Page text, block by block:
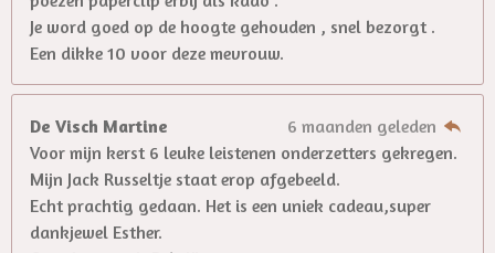
Je word goed op de hoogte gehouden , snel bezorgt .
Een dikke 10 voor deze mevrouw.
De Visch Martine
6 maanden geleden
Voor mijn kerst 6 leuke leistenen onderzetters gekregen.
Mijn Jack Russeltje staat erop afgebeeld.
Echt prachtig gedaan. Het is een uniek cadeau,super
dankjewel Esther.